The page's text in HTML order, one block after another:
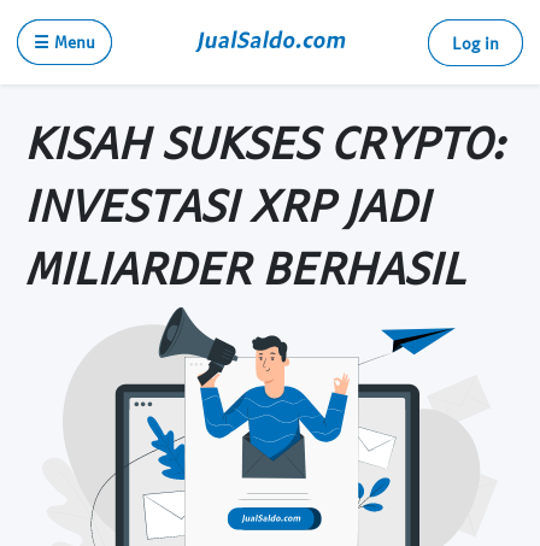
☰ Menu Log in
KISAH SUKSES CRYPTO:
INVESTASI XRP JADI
MILIARDER BERHASIL